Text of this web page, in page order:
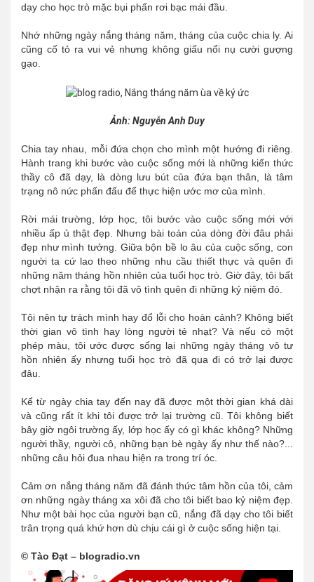
dạy cho học trò mặc bụi phấn rơi bạc mái đầu.
Nhớ những ngày nắng tháng năm, tháng của cuộc chia ly. Ai
cũng cố tỏ ra vui vẻ nhưng không giấu nổi nụ cười gượng
gạo.
Ảnh: Nguyễn Anh Duy
Chia tay nhau, mỗi đứa chọn cho mình một hướng đi riêng.
Hành trang khi bước vào cuộc sống mới là những kiến thức
thầy cô đã dạy, là dòng lưu bút của đứa bạn thân, là tâm
trạng nô nức phấn đấu để thực hiện ước mơ của mình.
Rời mái trường, lớp học, tôi bước vào cuộc sống mới với
nhiều ấp ủ thật đẹp. Nhưng bài toán của dòng đời đâu phải
đẹp như mình tưởng. Giữa bộn bề lo âu của cuộc sống, con
người ta cứ lao theo những nhu cầu thiết thực và quên đi
những năm tháng hồn nhiên của tuổi học trò. Giờ đây, tôi bất
chợt nhận ra rằng tôi đã vô tình quên đi những kỷ niệm đó.
Tôi nên tự trách mình hay đổ lỗi cho hoàn cảnh? Không biết
thời gian vô tình hay lòng người tẻ nhạt? Và nếu có một
phép màu, tôi ước được sống lại những ngày tháng vô tư
hồn nhiên ấy nhưng tuổi học trò đã qua đi có trở lại được
đâu.
Kể từ ngày chia tay đến nay đã được một thời gian khá dài
và cũng rất ít khi tôi được trở lại trường cũ. Tôi không biết
bây giờ ngôi trường ấy, lớp học ấy có gì khác không? Những
người thầy, người cô, những bạn bè ngày ấy như thế nào?...
những câu hỏi đua nhau hiện ra trong trí óc.
Cảm ơn nắng tháng năm đã đánh thức tâm hồn của tôi, cảm
ơn những ngày tháng xa xôi đã cho tôi biết bao kỷ niệm đẹp.
Như một bài học của người bạn cũ, nắng đã dạy cho tôi biết
trân trọng quá khứ hơn dù chịu cái gì ở cuộc sống hiện tại.
© Tào Đạt – blogradio.vn